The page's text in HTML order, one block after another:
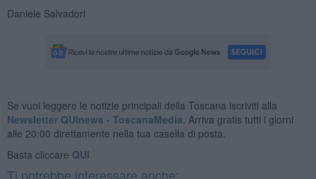
Daniele Salvadori
Se vuoi leggere le notizie principali della Toscana iscriviti alla
Newsletter QUInews - ToscanaMedia. Arriva gratis tutti i giorni
alle 20:00 direttamente nella tua casella di posta.
Basta cliccare QUI
Ti potrebbe interessare anche: